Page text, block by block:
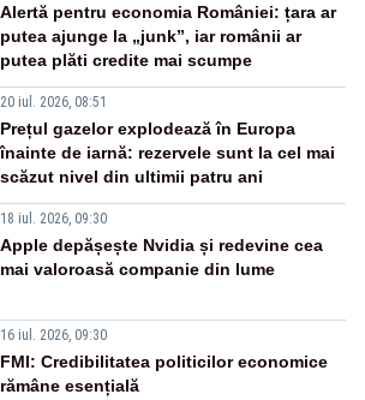
Alertă pentru economia României: țara ar
putea ajunge la „junk”, iar românii ar
putea plăti credite mai scumpe
20 iul. 2026, 08:51
Prețul gazelor explodează în Europa
înainte de iarnă: rezervele sunt la cel mai
scăzut nivel din ultimii patru ani
18 iul. 2026, 09:30
Apple depășește Nvidia și redevine cea
mai valoroasă companie din lume
16 iul. 2026, 09:30
FMI: Credibilitatea politicilor economice
rămâne esențială